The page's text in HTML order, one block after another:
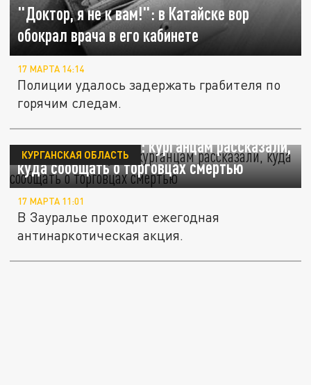
"Доктор, я не к вам!": в Катайске вор
обокрал врача в его кабинете
17 МАРТА 14:14
Полиции удалось задержать грабителя по
горячим следам.
Проверят все клубы: курганцам рассказали,
куда сообщать о торговцах смертью
КУРГАНСКАЯ ОБЛАСТЬ
17 МАРТА 11:01
В Зауралье проходит ежегодная
антинаркотическая акция.